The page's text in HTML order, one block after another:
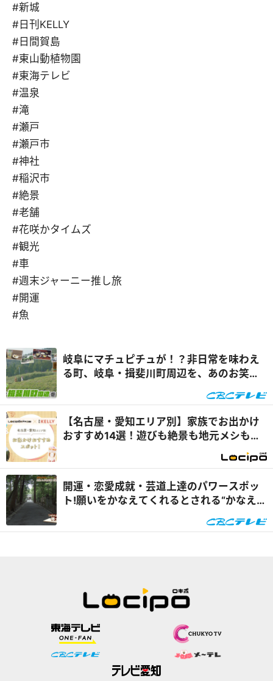
#新城
#日刊KELLY
#日間賀島
#東山動植物園
#東海テレビ
#温泉
#滝
#瀬戸
#瀬戸市
#神社
#稲沢市
#絶景
#老舗
#花咲かタイムズ
#観光
#車
#週末ジャーニー推し旅
#開運
#魚
岐阜にマチュピチュが！？非日常を味わえ
る町、岐阜・揖斐川町周辺を、あのお笑い
【名古屋・愛知エリア別】家族でお出かけ
おすすめ14選！遊びも絶景も地元メシも満
開運・恋愛成就・芸道上達のパワースポッ
ト!願いをかなえてくれるとされる“かなえ